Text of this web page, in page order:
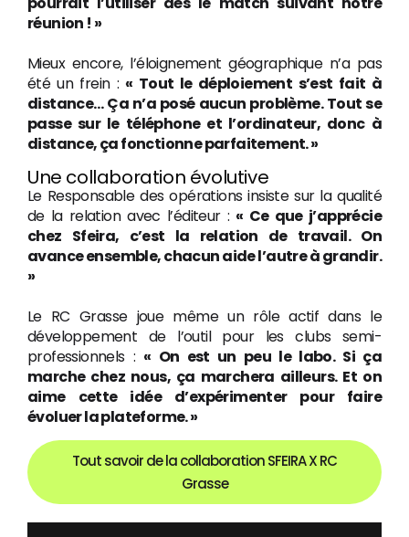
réunion ! »
Mieux encore, l’éloignement géographique n’a pas
été un frein : « Tout le déploiement s’est fait à
distance… Ça n’a posé aucun problème. Tout se
passe sur le téléphone et l’ordinateur, donc à
distance, ça fonctionne parfaitement. »
Une collaboration évolutive
Le Responsable des opérations insiste sur la qualité
de la relation avec l’éditeur : « Ce que j’apprécie
chez Sfeira, c’est la relation de travail. On
avance ensemble, chacun aide l’autre à grandir.
»
Le RC Grasse joue même un rôle actif dans le
développement de l’outil pour les clubs semi-
professionnels : « On est un peu le labo. Si ça
marche chez nous, ça marchera ailleurs. Et on
aime cette idée d’expérimenter pour faire
évoluer la plateforme. »
Tout savoir de la collaboration SFEIRA X RC
Grasse